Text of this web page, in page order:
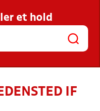
KLUBBER OG
et hold
IF